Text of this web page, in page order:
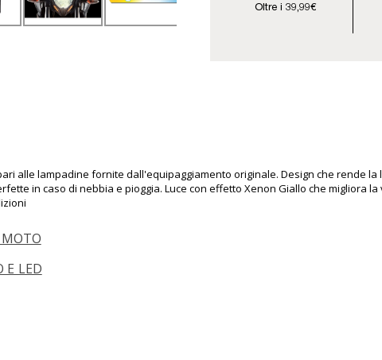
Oltre i 39,99€
alle lampadine fornite dall'equipaggiamento originale. Design che rende
in caso di nebbia e pioggia. Luce con effetto Xenon Giallo che migliora
E LED